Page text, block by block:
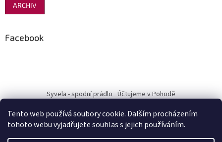
Tento web používá soubory cookie. Dalším procházením
tohoto webu vyjadřujete souhlas s jejich používáním.
ARCHIV
Facebook
Syvela - spodní prádlo Účtujeme v Pohodě